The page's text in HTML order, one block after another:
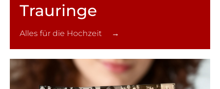
Trauringe
Alles für die Hochzeit →